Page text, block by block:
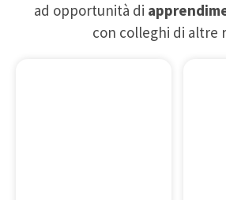
ad opportunità di
con colleghi di altre